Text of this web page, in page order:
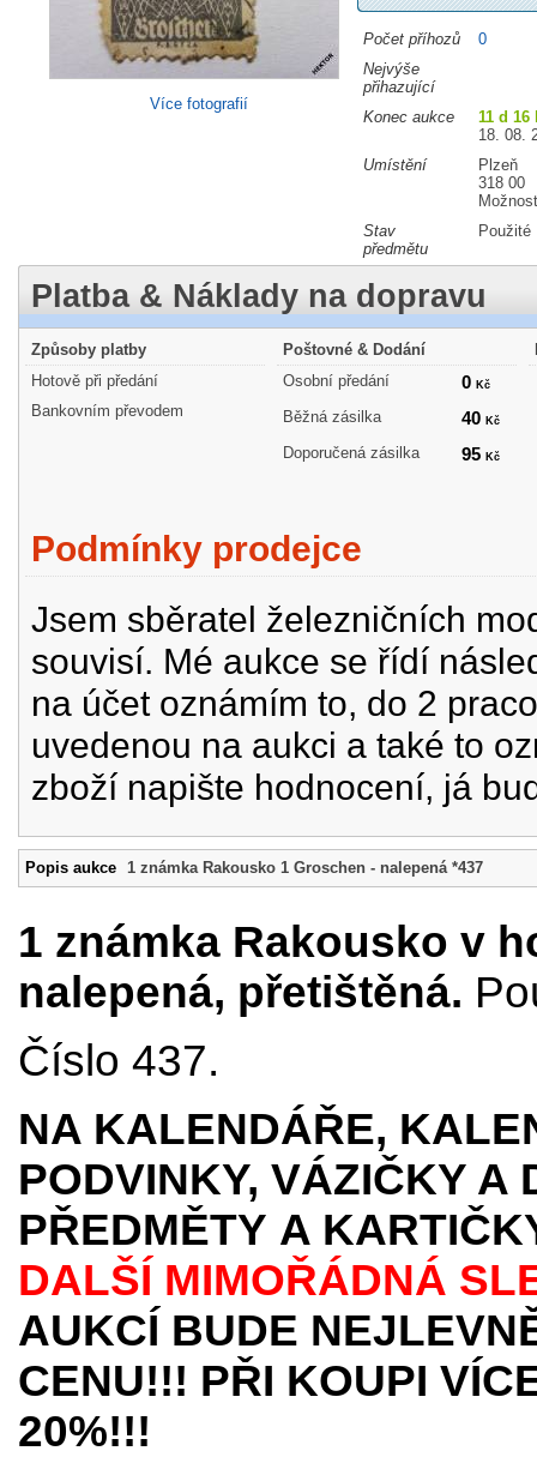
Více fotografií
Počet příhozů
0
Nejvýše
přihazující
Konec aukce
11 d 16
18. 08.
Umístění
Plzeň
318 00
Stav
předmětu
Použité
Platba & Náklady na dopravu
Způsoby platby
Hotově při předání
Bankovním převodem
Poštovné & Dodání
Osobní předání
0 Kč
Běžná zásilka 40 Kč
Doporučená zásilka 95 Kč
Podmínky prodejce
Jsem sběratel železničních
souvisí. Mé aukce se řídí
na účet oznámím to, do 2
uvedenou na aukci a také to
zboží napište hodnocení, já
Popis aukce 1 známka Rakousko 1 Groschen - nalepená *437
1 známka Rakousko v
nalepená, přetištěná.
Číslo 437.
NA KALENDÁŘE,
PODVINKY, VÁZIČKY A
PŘEDMĚTY A
DALŠÍ MIMOŘÁDNÁ
AUKCÍ BUDE
CENU!!! PŘI KOUPI
20%!!!